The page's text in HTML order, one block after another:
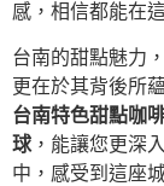
感，相信都能在
台南的甜點魅力
更在於其背後所
台南特色甜點咖
球，能讓您更深
中，感受到這座